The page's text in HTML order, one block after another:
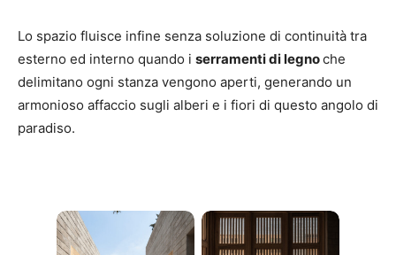
Lo spazio fluisce infine senza soluzione di continuità tra
esterno ed interno quando i serramenti di legnoche
delimitano ogni stanza vengono aperti, generando un
armonioso affaccio sugli alberi e i fiori di questo angolo di
paradiso.